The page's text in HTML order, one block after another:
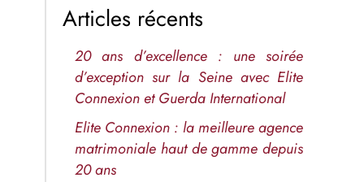
Articles récents
20 ans d’excellence : une soirée
d’exception sur la Seine avec Elite
Connexion et Guerda International
Elite Connexion : la meilleure agence
matrimoniale haut de gamme depuis
20 ans